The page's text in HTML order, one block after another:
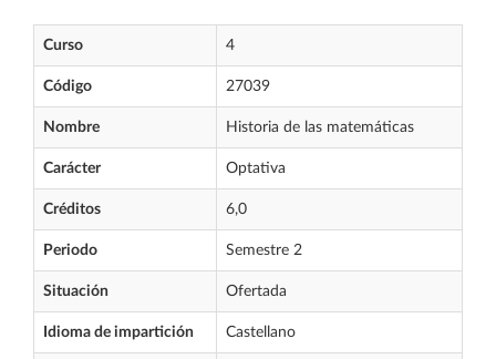
Curso 4
Código 27039
Nombre Historia de las matemáticas
Carácter Optativa
Créditos 6,0
Periodo Semestre 2
Situación Ofertada
Idioma de impartición Castellano